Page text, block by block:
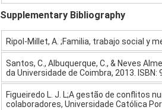
Supplementary Bibliography
Ripol-Millet, A. ;Familia, trabajo social y
Santos, C., Albuquerque, C., & Neves
da Universidade de Coimbra, 2013.
Figueiredo L. J. L;A gestão de conflitos
colaboradores, Universidade Católica